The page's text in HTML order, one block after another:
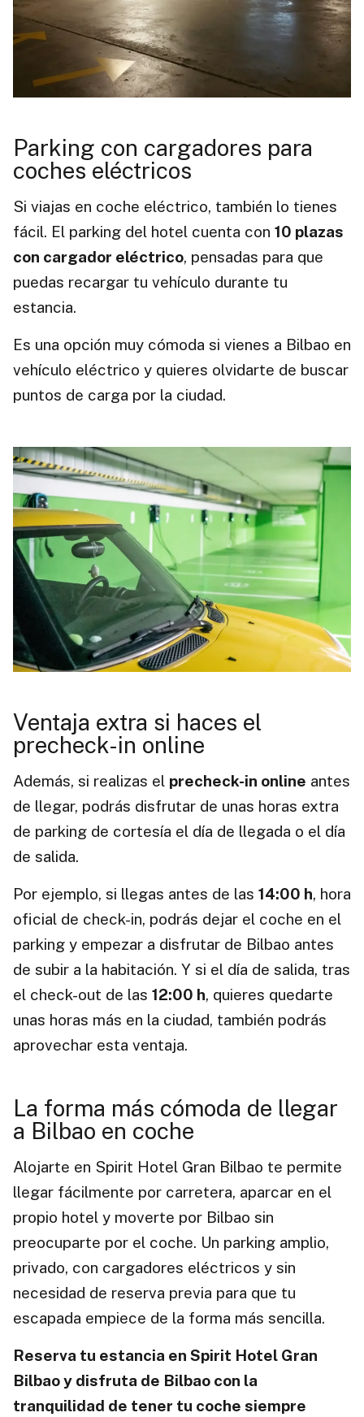
Parking con cargadores para
coches eléctricos
Si viajas en coche eléctrico, también lo tienes
fácil. El parking del hotel cuenta con 10 plazas
con cargador eléctrico, pensadas para que
puedas recargar tu vehículo durante tu
estancia.
Es una opción muy cómoda si vienes a Bilbao en
vehículo eléctrico y quieres olvidarte de buscar
puntos de carga por la ciudad.
Ventaja extra si haces el
precheck-in online
Además, si realizas el precheck-in online antes
de llegar, podrás disfrutar de unas horas extra
de parking de cortesía el día de llegada o el día
de salida.
Por ejemplo, si llegas antes de las 14:00 h, hora
oficial de check-in, podrás dejar el coche en el
parking y empezar a disfrutar de Bilbao antes
de subir a la habitación. Y si el día de salida, tras
el check-out de las 12:00 h, quieres quedarte
unas horas más en la ciudad, también podrás
aprovechar esta ventaja.
La forma más cómoda de llegar
a Bilbao en coche
Alojarte en Spirit Hotel Gran Bilbao te permite
llegar fácilmente por carretera, aparcar en el
propio hotel y moverte por Bilbao sin
preocuparte por el coche. Un parking amplio,
privado, con cargadores eléctricos y sin
necesidad de reserva previa para que tu
escapada empiece de la forma más sencilla.
Reserva tu estancia en Spirit Hotel Gran
Bilbao y disfruta de Bilbao con la
tranquilidad de tener tu coche siempre